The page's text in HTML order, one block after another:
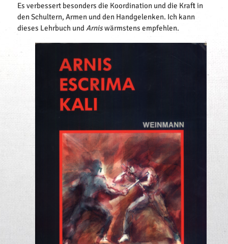
Es verbessert besonders die Koordination und die Kraft in
den Schultern, Armen und den Handgelenken. Ich kann
dieses Lehrbuch und Arniswärmstens empfehlen.